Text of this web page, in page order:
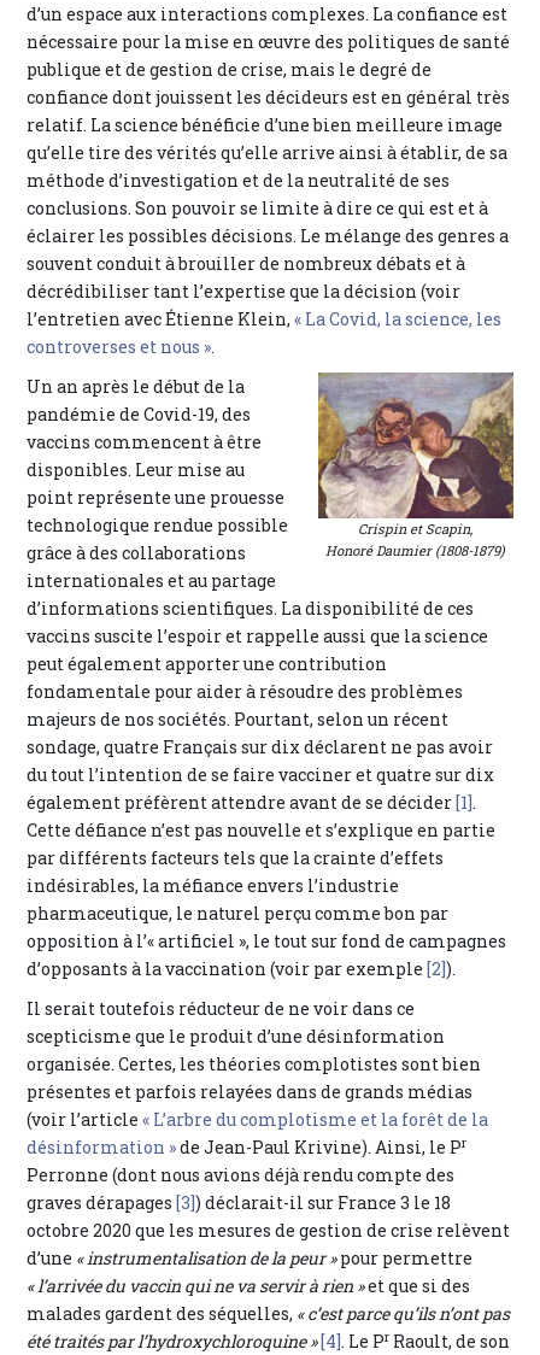
d’un espace aux interactions complexes. La confiance est
nécessaire pour la mise en œuvre des politiques de santé
publique et de gestion de crise, mais le degré de
confiance dont jouissent les décideurs est en général très
relatif. La science bénéficie d’une bien meilleure image
qu’elle tire des vérités qu’elle arrive ainsi à établir, de sa
méthode d’investigation et de la neutralité de ses
conclusions. Son pouvoir se limite à dire ce qui est et à
éclairer les possibles décisions. Le mélange des genres a
souvent conduit à brouiller de nombreux débats et à
décrédibiliser tant l’expertise que la décision (voir
l’entretien avec Étienne Klein,« La Covid, la science, les
controverses et nous ».
Crispin et Scapin,
Honoré Daumier (1808-1879)
Un an après le début de la
pandémie de Covid-19, des
vaccins commencent à être
disponibles. Leur mise au
point représente une prouesse
technologique rendue possible
grâce à des collaborations
internationales et au partage
d’informations scientifiques. La disponibilité de ces
vaccins suscite l’espoir et rappelle aussi que la science
peut également apporter une contribution
fondamentale pour aider à résoudre des problèmes
majeurs de nos sociétés. Pourtant, selon un récent
sondage, quatre Français sur dix déclarent ne pas avoir
du tout l’intention de se faire vacciner et quatre sur dix
également préfèrent attendre avant de se décider[1].
Cette défiance n’est pas nouvelle et s’explique en partie
par différents facteurs tels que la crainte d’effets
indésirables, la méfiance envers l’industrie
pharmaceutique, le naturel perçu comme bon par
opposition à l’« artificiel », le tout sur fond de campagnes
d’opposants à la vaccination (voir par exemple[2]).
Il serait toutefois réducteur de ne voir dans ce
scepticisme que le produit d’une désinformation
organisée. Certes, les théories complotistes sont bien
présentes et parfois relayées dans de grands médias
(voir l’article« L’arbre du complotisme et la forêt de la
désinformation »de Jean-Paul Krivine). Ainsi, le Pr
Perronne (dont nous avions déjà rendu compte des
graves dérapages[3]) déclarait-il sur France 3 le 18
octobre 2020 que les mesures de gestion de crise relèvent
d’une « instrumentalisation de la peur »pour permettre
« l’arrivée du vaccin qui ne va servir à rien »et que si des
malades gardent des séquelles, « c’est parce qu’ils n’ont pas
été traités par l’hydroxychloroquine »[4]. Le Pr Raoult, de son